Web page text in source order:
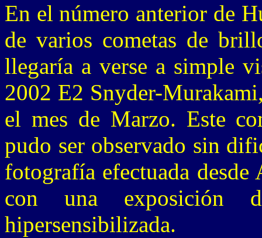
En el número anterior de
de varios cometas de
llegaría a verse a simple
2002 E2 Snyder-
el mes de Marzo. Este
pudo ser observado sin
fotografía efectuada
con una exposición
hipersensibilizada.